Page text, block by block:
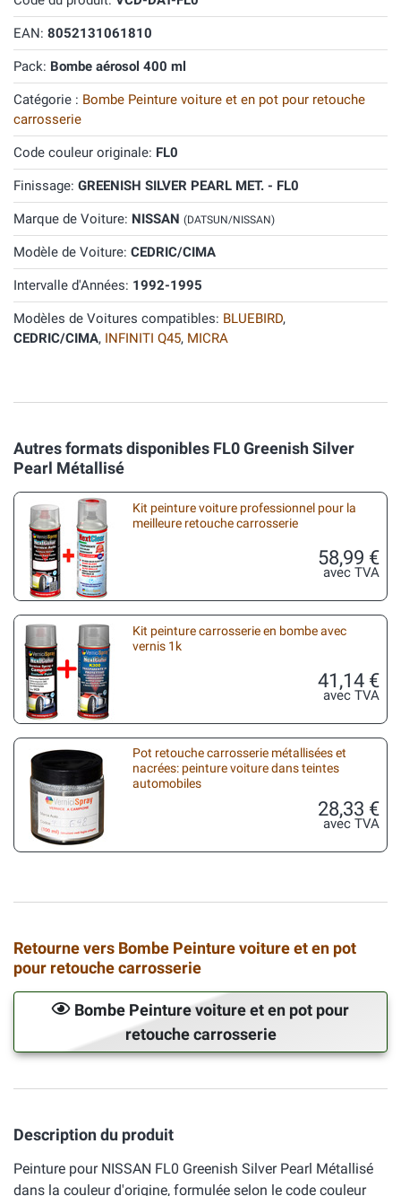
EAN: 8052131061810
Pack: Bombe aérosol 400 ml
Catégorie : Bombe Peinture voiture et en pot pour retouche
carrosserie
Code couleur originale: FL0
Finissage: GREENISH SILVER PEARL MET. - FL0
Marque de Voiture: NISSAN (DATSUN/NISSAN)
Modèle de Voiture: CEDRIC/CIMA
Intervalle d'Années: 1992-1995
Modèles de Voitures compatibles: BLUEBIRD,
CEDRIC/CIMA, INFINITI Q45, MICRA
Autres formats disponibles FL0 Greenish Silver
Pearl Métallisé
Kit peinture voiture professionnel pour la
meilleure retouche carrosserie
58,99 €
avec TVA
Kit peinture carrosserie en bombe avec
vernis 1k
41,14 €
avec TVA
Pot retouche carrosserie métallisées et
nacrées: peinture voiture dans teintes
automobiles
28,33 €
avec TVA
Retourne vers Bombe Peinture voiture et en pot
pour retouche carrosserie
Bombe Peinture voiture et en pot pour
retouche carrosserie
Description du produit
Peinture pour NISSAN FL0 Greenish Silver Pearl Métallisé
dans la couleur d'origine, formulée selon le code couleur